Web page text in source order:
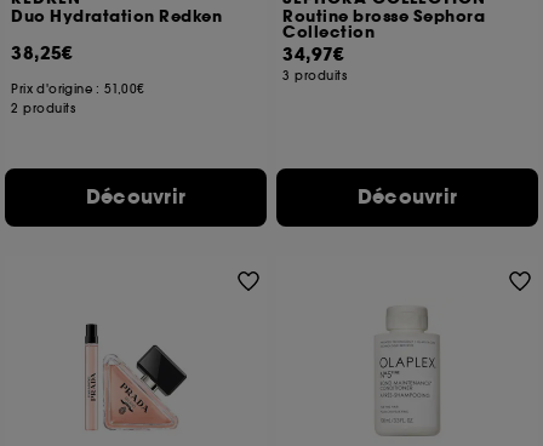
Duo Hydratation Redken
38,25€
Prix d'origine :51,00€
2 produits
Découvrir
Routine brosse Sephora
Collection
34,97€
3 produits
Découvrir